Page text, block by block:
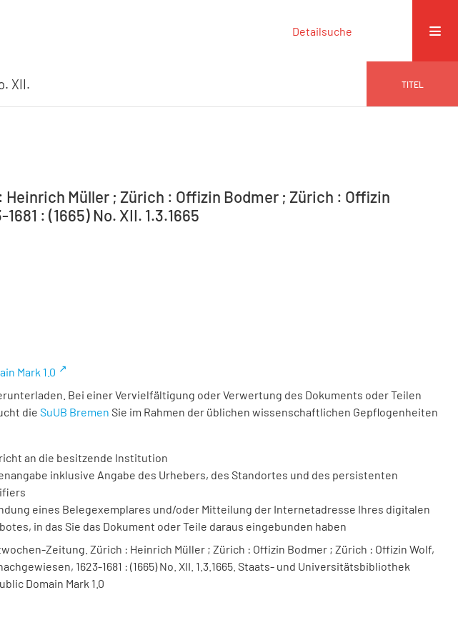
Detailsuche
XII. TITEL
Müller ; Zürich : Offizin Bodmer ; Zürich : Offizin
: (1665) No. XII. 1.3.1665
Mark 1.0
Bei einer Vervielfältigung oder Verwertung des Dokuments oder Teilen
die SuUB Bremen Sie im Rahmen der üblichen wissenschaftlichen Gepflogenheiten
an die besitzende Institution
inklusive Angabe des Urhebers, des Standortes und des persistenten
eines Belegexemplares und/oder Mitteilung der Internetadresse Ihres digitalen
in das Sie das Dokument oder Teile daraus eingebunden haben
Zeitung. Zürich : Heinrich Müller ; Zürich : Offizin Bodmer ; Zürich : Offizin Wolf,
nachgewiesen, 1623-1681 : (1665) No. XII. 1.3.1665. Staats- und Universitätsbibliothek
Domain Mark 1.0